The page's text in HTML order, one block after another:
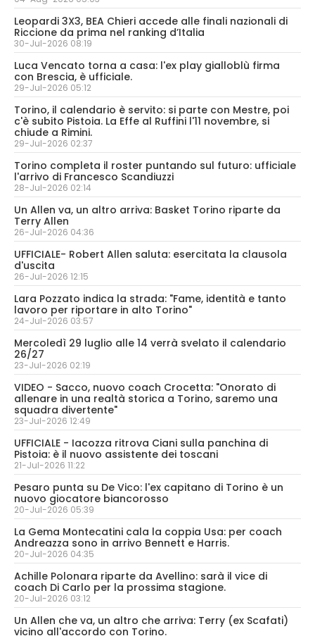
Leopardi 3X3, BEA Chieri accede alle finali nazionali di
Riccione da prima nel ranking d’Italia
30-Jul-2026 08:19
Luca Vencato torna a casa: l'ex play gialloblù firma
con Brescia, è ufficiale.
29-Jul-2026 05:12
Torino, il calendario è servito: si parte con Mestre, poi
c'è subito Pistoia. La Effe al Ruffini l'11 novembre, si
chiude a Rimini.
29-Jul-2026 02:37
Torino completa il roster puntando sul futuro: ufficiale
l'arrivo di Francesco Scandiuzzi
28-Jul-2026 02:14
Un Allen va, un altro arriva: Basket Torino riparte da
Terry Allen
26-Jul-2026 04:36
UFFICIALE- Robert Allen saluta: esercitata la clausola
d'uscita
26-Jul-2026 12:15
Lara Pozzato indica la strada: "Fame, identità e tanto
lavoro per riportare in alto Torino"
24-Jul-2026 03:57
Mercoledì 29 luglio alle 14 verrà svelato il calendario
26/27
23-Jul-2026 02:19
VIDEO - Sacco, nuovo coach Crocetta: "Onorato di
allenare in una realtà storica a Torino, saremo una
squadra divertente"
23-Jul-2026 12:49
UFFICIALE - Iacozza ritrova Ciani sulla panchina di
Pistoia: è il nuovo assistente dei toscani
21-Jul-2026 11:22
Pesaro punta su De Vico: l'ex capitano di Torino è un
nuovo giocatore biancorosso
20-Jul-2026 05:39
La Gema Montecatini cala la coppia Usa: per coach
Andreazza sono in arrivo Bennett e Harris.
20-Jul-2026 04:35
Achille Polonara riparte da Avellino: sarà il vice di
coach Di Carlo per la prossima stagione.
20-Jul-2026 03:12
Un Allen che va, un altro che arriva: Terry (ex Scafati)
vicino all'accordo con Torino.